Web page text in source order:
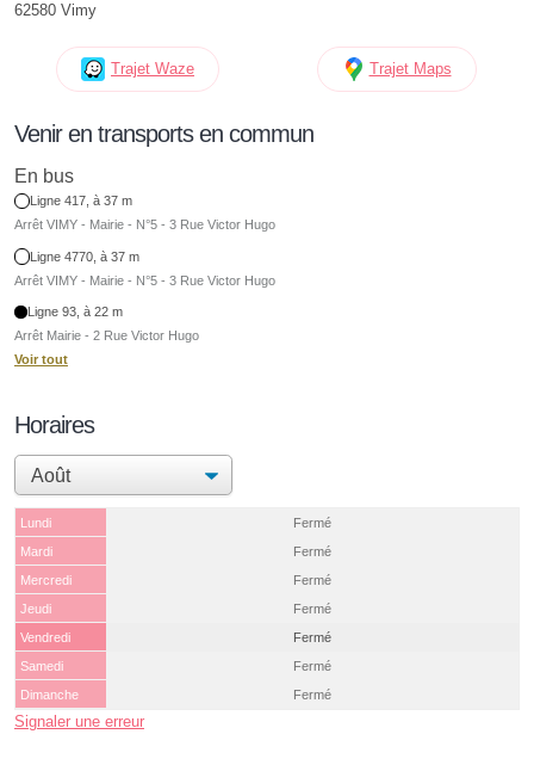
62580 Vimy
Trajet Waze Trajet Maps
Venir en transports en commun
En bus
Ligne 417, à 37 m
Arrêt VIMY - Mairie - N°5 - 3 Rue Victor Hugo
Ligne 4770, à 37 m
Arrêt VIMY - Mairie - N°5 - 3 Rue Victor Hugo
Ligne 93, à 22 m
Arrêt Mairie - 2 Rue Victor Hugo
Voir tout
Horaires
Lundi
Fermé
Mardi
Fermé
Mercredi
Fermé
Jeudi
Fermé
Vendredi
Fermé
Samedi
Fermé
Dimanche
Fermé
Signaler une erreur